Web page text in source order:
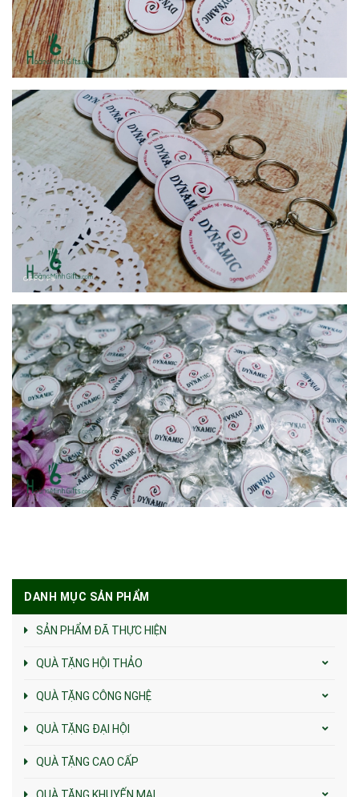
DANH MỤC SẢN PHẨM
SẢN PHẨM ĐÃ THỰC HIỆN
QUÀ TẶNG HỘI THẢO
QUÀ TẶNG CÔNG NGHỆ
QUÀ TẶNG ĐẠI HỘI
QUÀ TẶNG CAO CẤP